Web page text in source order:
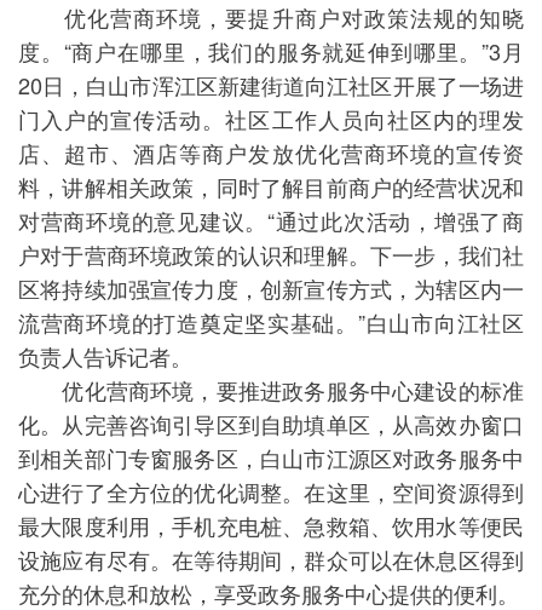
优化营商环境，要提升商户对政策法规的知晓
度。“商户在哪里，我们的服务就延伸到哪里。”3月
20日，白山市浑江区新建街道向江社区开展了一场进
门入户的宣传活动。社区工作人员向社区内的理发
店、超市、酒店等商户发放优化营商环境的宣传资
料，讲解相关政策，同时了解目前商户的经营状况和
对营商环境的意见建议。“通过此次活动，增强了商
户对于营商环境政策的认识和理解。下一步，我们社
区将持续加强宣传力度，创新宣传方式，为辖区内一
流营商环境的打造奠定坚实基础。”白山市向江社区
负责人告诉记者。
优化营商环境，要推进政务服务中心建设的标准
化。从完善咨询引导区到自助填单区，从高效办窗口
到相关部门专窗服务区，白山市江源区对政务服务中
心进行了全方位的优化调整。在这里，空间资源得到
最大限度利用，手机充电桩、急救箱、饮用水等便民
设施应有尽有。在等待期间，群众可以在休息区得到
充分的休息和放松，享受政务服务中心提供的便利。